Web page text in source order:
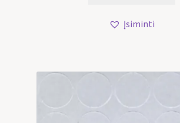
Įsiminti